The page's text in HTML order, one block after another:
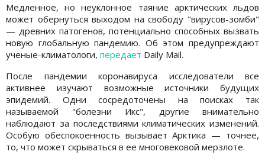
Медленное, но неуклонное таяние арктических льдов
может обернуться выходом на свободу "вирусов-зомби"
— древних патогенов, потенциально способных вызвать
новую глобальную пандемию. Об этом предупреждают
ученые-климатологи, передает Daily Mail.
После пандемии коронавируса исследователи все
активнее изучают возможные источники будущих
эпидемий. Одни сосредоточены на поисках так
называемой "болезни Икс", другие внимательно
наблюдают за последствиями климатических изменений.
Особую обеспокоенность вызывает Арктика — точнее,
то, что может скрываться в ее многовековой мерзлоте.